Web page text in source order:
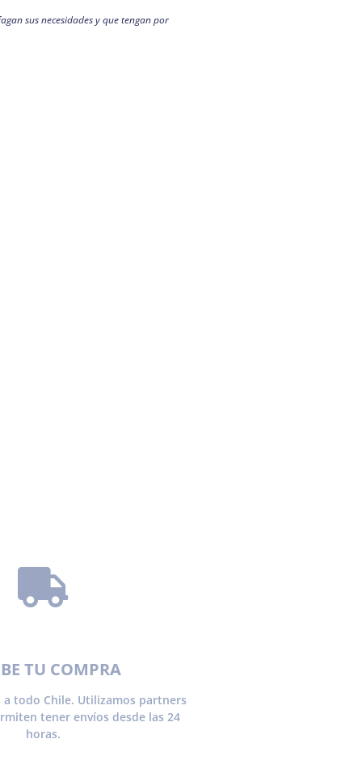
sus necesidades y que tengan por
TU COMPRA
a todo Chile. Utilizamos partners
tener envíos desde las 24
horas.